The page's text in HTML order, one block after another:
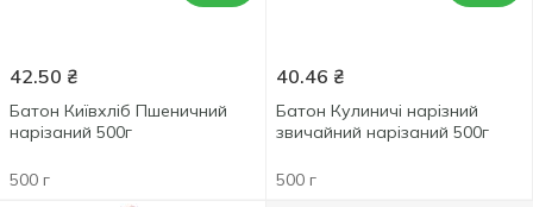
42.50 ₴
Батон Київхліб Пшеничний
нарізаний 500г
500 г
40.46 ₴
Батон Кулиничі нарізний
звичайний нарізаний 500г
500 г